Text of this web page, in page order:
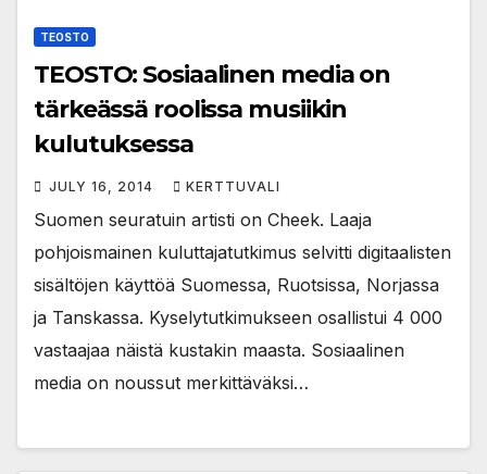
TEOSTO
TEOSTO: Sosiaalinen media on
tärkeässä roolissa musiikin
kulutuksessa
JULY 16, 2014 KERTTUVALI
Suomen seuratuin artisti on Cheek. Laaja
pohjoismainen kuluttajatutkimus selvitti digitaalisten
sisältöjen käyttöä Suomessa, Ruotsissa, Norjassa
ja Tanskassa. Kyselytutkimukseen osallistui 4 000
vastaajaa näistä kustakin maasta. Sosiaalinen
media on noussut merkittäväksi…